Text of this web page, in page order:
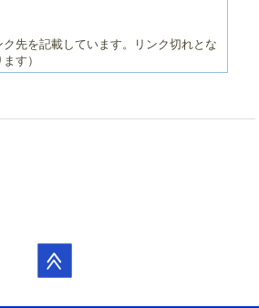
ク先を記載しています。リンク切れとな
す）